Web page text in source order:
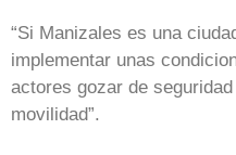
“Si Manizales es una
implementar unas
actores gozar de
movilidad”.